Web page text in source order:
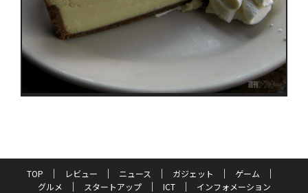
TOP レビュー ニュース ガジェット
ゲーム
グルメ
スタートアップ ICT
インフォメーション